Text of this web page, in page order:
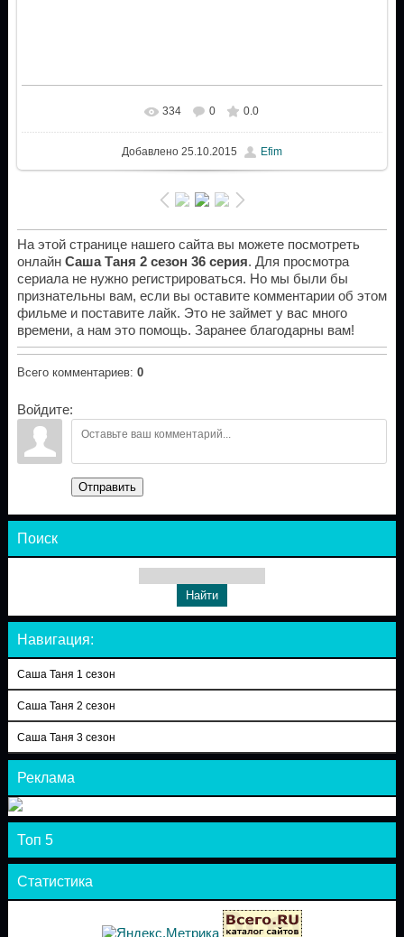
334 0 0.0
Добавлено25.10.2015 Efim
На этой странице нашего сайта вы можете посмотреть
онлайн Саша Таня 2 сезон 36 серия. Для просмотра
сериала не нужно регистрироваться. Но мы были бы
признательны вам, если вы оставите комментарии об этом
фильме и поставите лайк. Это не займет у вас много
времени, а нам это помощь. Заранее благодарны вам!
Всего комментариев: 0
Войдите:
Отправить
Поиск
Навигация:
Саша Таня 1 сезон
Саша Таня 2 сезон
Саша Таня 3 сезон
Реклама
Топ 5
Статистика